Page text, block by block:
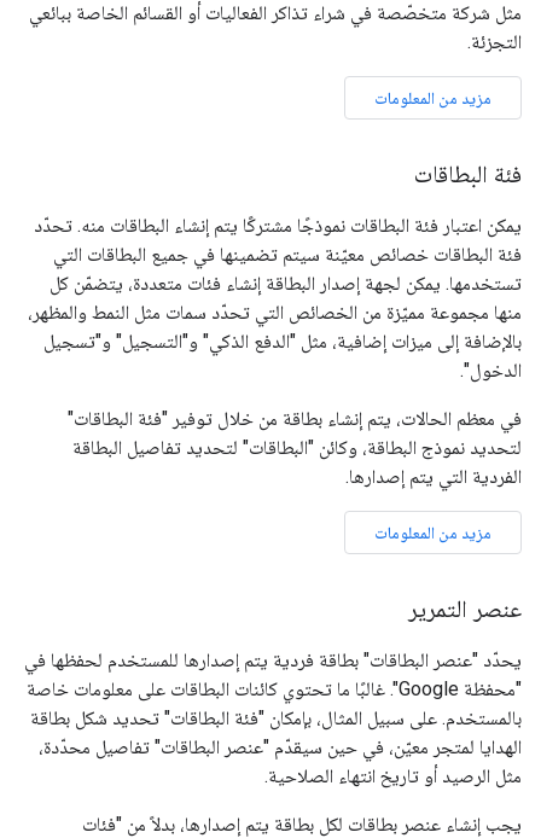
مثل شركة متخصّصة في شراء تذاكر الفعاليات أو القسائم الخاصة ببائعي
التجزئة.
مزيد من المعلومات
فئة البطاقات
يمكن اعتبار فئة البطاقات نموذجًا مشتركًا يتم إنشاء البطاقات منه. تحدّد
فئة البطاقات خصائص معيّنة سيتم تضمينها في جميع البطاقات التي
تستخدمها. يمكن لجهة إصدار البطاقة إنشاء فئات متعددة، يتضمّن كل
منها مجموعة مميّزة من الخصائص التي تحدّد سمات مثل النمط والمظهر،
بالإضافة إلى ميزات إضافية، مثل "الدفع الذكي" و"التسجيل" و"تسجيل
الدخول".
في معظم الحالات، يتم إنشاء بطاقة من خلال توفير "فئة البطاقات"
لتحديد نموذج البطاقة، وكائن "البطاقات" لتحديد تفاصيل البطاقة
الفردية التي يتم إصدارها.
مزيد من المعلومات
عنصر التمرير
يحدّد "عنصر البطاقات" بطاقة فردية يتم إصدارها للمستخدم لحفظها في
"محفظة Google". غالبًا ما تحتوي كائنات البطاقات على معلومات خاصة
بالمستخدم. على سبيل المثال، بإمكان "فئة البطاقات" تحديد شكل بطاقة
الهدايا لمتجر معيّن، في حين سيقدّم "عنصر البطاقات" تفاصيل محدّدة،
مثل الرصيد أو تاريخ انتهاء الصلاحية.
يجب إنشاء عنصر بطاقات لكل بطاقة يتم إصدارها، بدلاً من "فئات